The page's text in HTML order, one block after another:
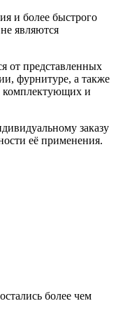
и более быстрого
являются
от представленных
фурнитуре, а также
комплектующих и
заказу
её применения.
более чем